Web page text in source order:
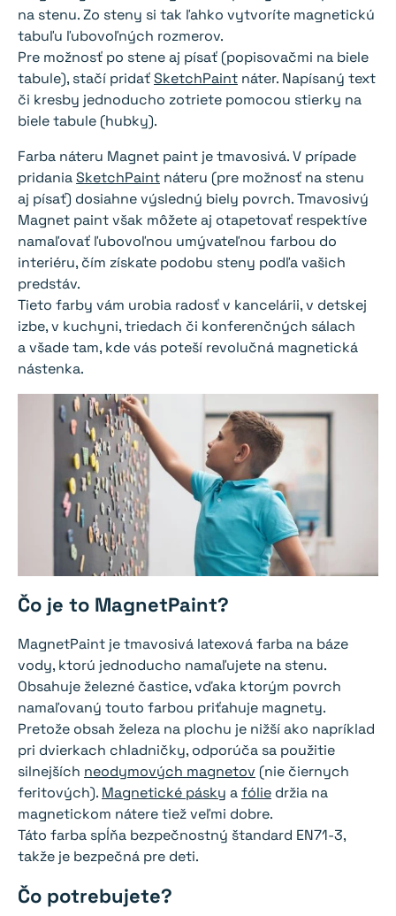
na stenu. Zo steny si tak ľahko vytvoríte magnetickú
tabuľu ľubovoľných rozmerov.
Pre možnosť po stene aj písať (popisovačmi na biele
tabule), stačí pridaťSketchPaint náter. Napísaný text
či kresby jednoducho zotriete pomocou stierky na
biele tabule (hubky).
Farba náteru Magnet paint je tmavosivá. V prípade
pridaniaSketchPaint náteru (pre možnosť na stenu
aj písať) dosiahne výsledný biely povrch. Tmavosivý
Magnet paint však môžete aj otapetovať respektíve
namaľovať ľubovoľnou umývateľnou farbou do
interiéru, čím získate podobu steny podľa vašich
predstáv.
Tieto farby vám urobia radosť v kancelárii, v detskej
izbe, v kuchyni, triedach či konferenčných sálach
a všade tam, kde vás poteší revolučná magnetická
nástenka.
Čo je to MagnetPaint?
MagnetPaint je tmavosivá latexová farba na báze
vody, ktorú jednoducho namaľujete na stenu.
Obsahuje železné častice, vďaka ktorým povrch
namaľovaný touto farbou priťahuje magnety.
Pretože obsah železa na plochu je nižší ako napríklad
pri dvierkach chladničky, odporúča sa použitie
silnejších neodymových magnetov (nie čiernych
feritových). Magnetické pásky afólie držia na
magnetickom nátere tiež veľmi dobre.
Táto farba spĺňa bezpečnostný štandard EN71-3,
takže je bezpečná pre deti.
Čo potrebujete?